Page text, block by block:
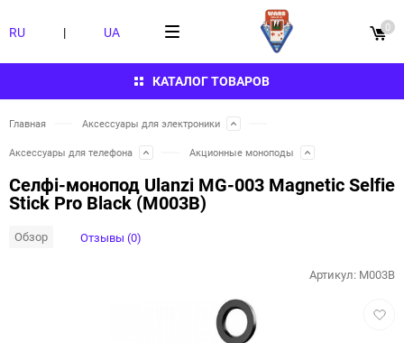
КАТАЛОГ ТОВАРОВ
RU | UA 0
Главная Аксессуары для электроники
Аксессуары для телефона Акционные моноподы
Селфі-монопод Ulanzi MG-003 Magnetic Selfie
Stick Pro Black (M003B)
Обзор Отзывы (0)
Артикул: M003B